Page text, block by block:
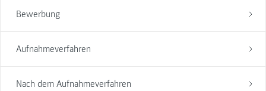
Bewerbung
Aufnahmeverfahren
Nach dem Aufnahmeverfahren